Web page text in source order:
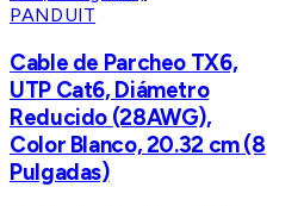
PANDUIT
Cable de Parcheo TX6,
UTP Cat6, Diámetro
Reducido (28AWG),
Color Blanco, 20.32 cm (8
Pulgadas)